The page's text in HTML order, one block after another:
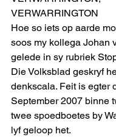
VERWARRINGTON
Hoe so iets op aarde
soos my kollega Johan
gelede in sy rubriek
Die Volksblad geskryf
denkscala. Feit is egter
September 2007 binne
twee spoedboetes by
lyf geloop het.